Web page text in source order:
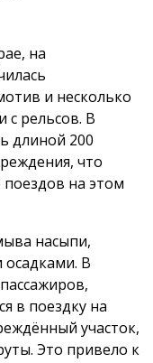
на
и несколько
с рельсов. В
длиной 200
что
на этом
насыпи,
В
в поездку на
участок,
Это привело к